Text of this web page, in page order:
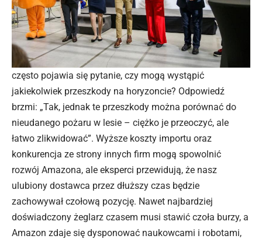
często pojawia się pytanie, czy mogą wystąpić
jakiekolwiek przeszkody na horyzoncie? Odpowiedź
brzmi: „Tak, jednak te przeszkody można porównać do
nieudanego pożaru w lesie – ciężko je przeoczyć, ale
łatwo zlikwidować”. Wyższe koszty importu oraz
konkurencja ze strony innych firm mogą spowolnić
rozwój Amazona, ale eksperci przewidują, że nasz
ulubiony dostawca przez dłuższy czas będzie
zachowywał czołową pozycję. Nawet najbardziej
doświadczony żeglarz czasem musi stawić czoła burzy, a
Amazon zdaje się dysponować naukowcami i robotami,